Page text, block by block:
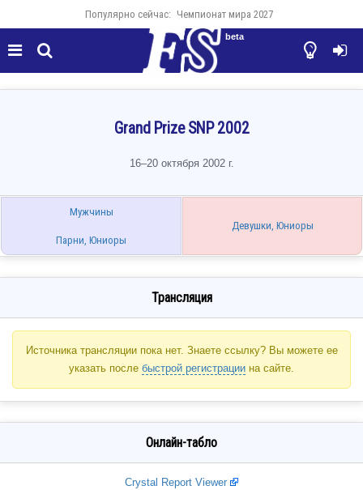
Популярно сейчас: Чемпионат мира 2027
  

beta
Grand Prize SNP 2002
16–20 октября 2002 г.
Мужчины
Парни, Юниоры
Девушки, Юниоры
Трансляция
Источника трансляции пока нет. Знаете ссылку? Вы можете ее
указать после быстрой регистрации на сайте.
Онлайн-табло
Crystal Report Viewer